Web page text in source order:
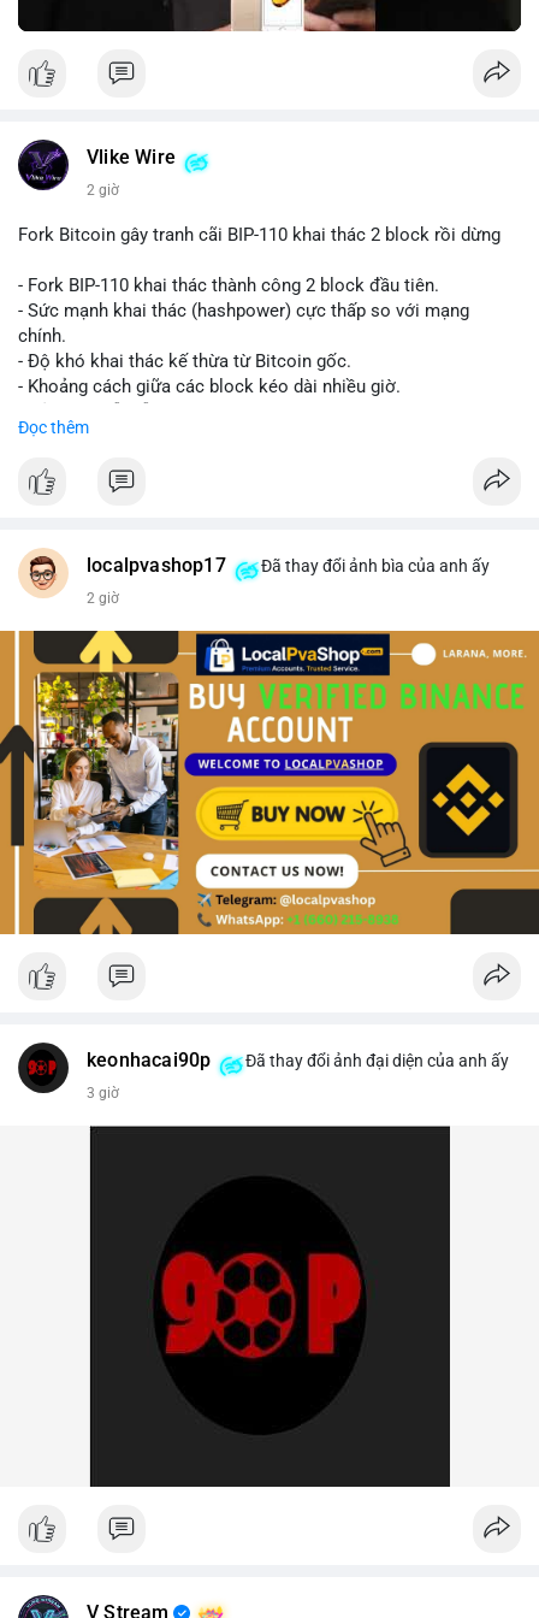
Vlike Wire
2 giờ
Fork Bitcoin gây tranh cãi BIP-110 khai thác 2 block rồi dừng
- Fork BIP-110 khai thác thành công 2 block đầu tiên.
- Sức mạnh khai thác (hashpower) cực thấp so với mạng
chính.
- Độ khó khai thác kế thừa từ Bitcoin gốc.
- Khoảng cách giữa các block kéo dài nhiều giờ.
#vlikevn #titanbot
Đọc thêm
localpvashop17 Đã thay đổi ảnh bìa của anh ấy
2 giờ
keonhacai90p Đã thay đổi ảnh đại diện của anh ấy
3 giờ
V Stream